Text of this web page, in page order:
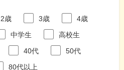
2歳 3歳
4歳
中学生
高校生
40代
50代
80代以上